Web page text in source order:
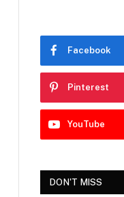
Facebook
Pinterest
YouTube
DON'T MISS